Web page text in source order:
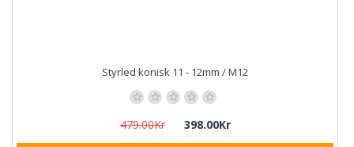
Styrled konisk 11 - 12mm / M12
479.00Kr 398.00Kr